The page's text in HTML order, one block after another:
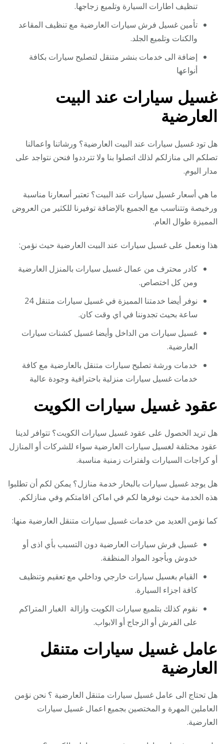
تنظيف اطارات السيارة وتلميع زجاجها.
تأمين غسيل فرش سيارات العارضية مع تنظيف المقاعد
والكنات وتلميع الجلد.
إضافة الى خدمات بنشر متنقل لتصليح سيارات بكافة
أنواعها
غسيل سيارات عند البيت
العارضية
هل تود غسيل سيارات عند البيت العارضية؟ ورشاتنا واعمالنا
تصلكم الى منازلكم لذلك اتصلوا بنا ولا تترددوا فنحن نتواجد على
مدار اليوم.
ما هي أسعار غسيل سيارات عند البيت؟ تعتبر أسعارنا مناسبة
ورخيصة وتتناسب مع الجميع بالإضافة توفيرنا للكثير من العروض
المميزة طوال العام.
هذا ونعمل على غسيل سيارات عند البيت العارضية حيث نؤمن:
كادر محترف من عمال غسيل سيارات بالمنزل العارضية
ومن كل اختصاص.
نوفر أيضا خدمتنا المميزة في غسيل سيارات متنقل 24
ساعة بحيث تجدوننا في اي وقت كان.
غسيل سيارات من الداخل وأيضا غسيل كشنات سيارات
العارضية.
خدمات ورشة تصليح سيارات متنقل بالعارضية مع كافة
خدمات غسيل سيارات منزلية باحترافية وجودة عالية
عقود غسيل سيارات الكويت
هل تريد الحصول على عقود غسيل سيارات الكويت؟ تتوافر لدينا
عقود مختلفة لغسيل سيارات العارضية سواء للشركات أو المنازل
أو كراجات السيارات ولفترات زمنية مناسبة.
هل يوجد غسيل سيارات بالبخار خدمة منازل؟ يمكن لكم أن تطلبوا
هذه الخدمة حيث نوفرها لكم في اماكن اقامتكم وفي منازلكم.
كما نؤمن العديد من خدمات غسيل سيارات متنقل العارضية منها:
غسيل فرش سيارات العارضية دون التسبب بأي اذى أو
خدوش وبأجود المواد المنظفة.
القيام بغسيل سيارات خارجي وداخلي مع تعقيم وتنظيف
كافة اجزاء السيارة.
نقوم كذلك بتلميع سيارات الكويت وازالة الغبار المتراكم
على الفرش أو الزجاج أو الابواب.
عامل غسيل سيارات متنقل
العارضية
هل تحتاج الى عامل غسيل سيارات متنقل العارضية ؟ نحن نؤمن
العاملين المهرة و المختصين بجميع اعمال غسيل سيارات
العارضية.